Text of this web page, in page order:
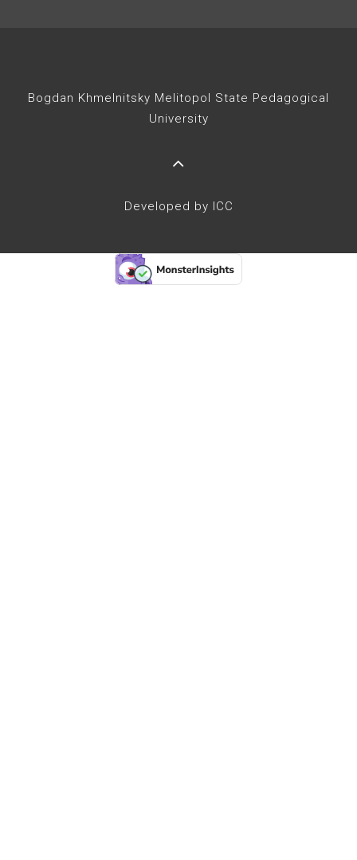
Bogdan Khmelnitsky Melitopol State Pedagogical
University
Developed by ICC